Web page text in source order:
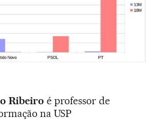
Ribeiro é professor de
na USP